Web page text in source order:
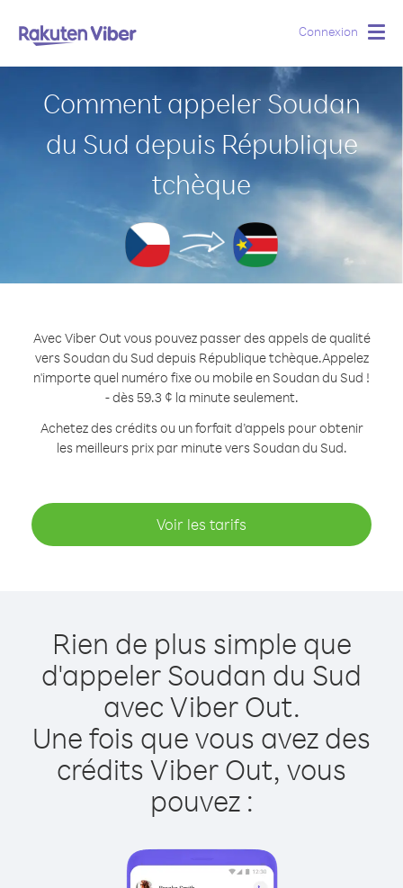
Connexion
Comment appeler Soudan
du Sud depuis République
tchèque
Avec Viber Out vous pouvez passer des appels de qualité
vers Soudan du Sud depuis République tchèque.Appelez
n'importe quel numéro fixe ou mobile en Soudan du Sud !
- dès 59.3 ¢ la minute seulement.
Achetez des crédits ou un forfait d’appels pour obtenir
les meilleurs prix par minute vers Soudan du Sud.
Voir les tarifs
Rien de plus simple que
d'appeler Soudan du Sud
avec Viber Out.
Une fois que vous avez des
crédits Viber Out, vous
pouvez :